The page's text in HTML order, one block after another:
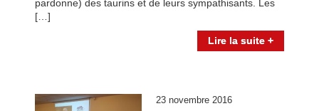
pardonne) des taurins et de leurs sympathisants. Les
[…]
Lire la suite +
23 novembre 2016